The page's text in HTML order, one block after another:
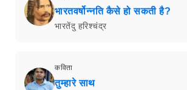
भारतवर्षोन्नति कैसे हो सकती है?
भारतेंदु हरिश्चंद्र
कविता
तुम्हारे साथ